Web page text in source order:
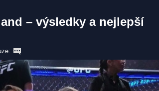
– výsledky a nejlepší